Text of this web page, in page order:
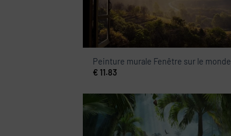
Peinture murale Fenêtre sur le monde
€ 11.83